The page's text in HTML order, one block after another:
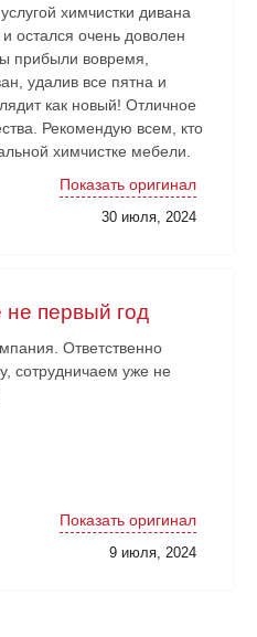
химчистки дивана
остался очень доволен
прибыли вовремя,
удалив все пятна и
как новый! Отличное
Рекомендую всем, кто
химчистке мебели.
Показать оригинал
30 июля, 2024
первый год
Ответственно
сотрудничаем уже не
Показать оригинал
9 июля, 2024